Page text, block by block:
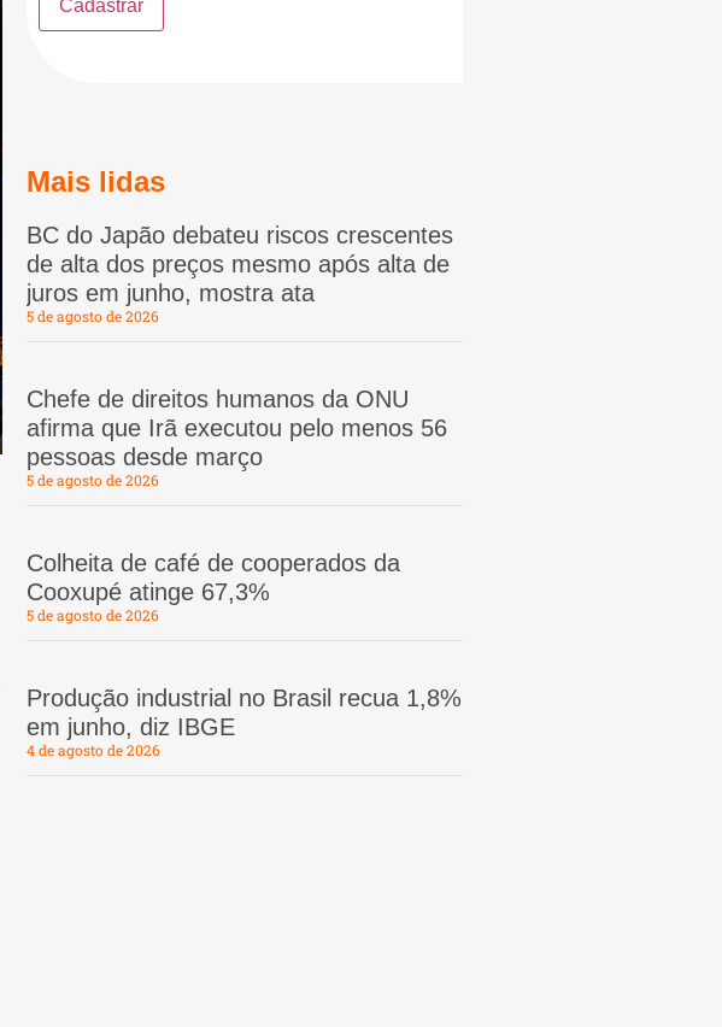
Mais lidas
BC do Japão debateu riscos crescentes
de alta dos preços mesmo após alta de
juros em junho, mostra ata
5 de agosto de 2026
Chefe de direitos humanos da ONU
afirma que Irã executou pelo menos 56
pessoas desde março
5 de agosto de 2026
Colheita de café de cooperados da
Cooxupé atinge 67,3%
5 de agosto de 2026
Produção industrial no Brasil recua 1,8%
em junho, diz IBGE
4 de agosto de 2026